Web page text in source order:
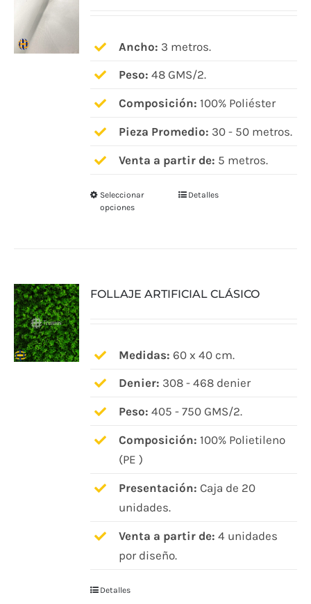
pueden
la
producto
Ancho: 3 metros.
Peso: 48 GMS/2.
Composición: 100% Poliéster
Pieza Promedio: 30 - 50 metros.
Venta a partir de: 5 metros.
Seleccionar
opciones
Este
Las
pueden
la
página
Detalles
FOLLAJE ARTIFICIAL CLÁSICO
Medidas: 60 x 40 cm.
Denier: 308 - 468 denier
Peso: 405 - 750 GMS/2.
Composición: 100% Polietileno
(PE )
Presentación: Caja de 20
unidades.
Venta a partir de: 4 unidades
por diseño.
Detalles